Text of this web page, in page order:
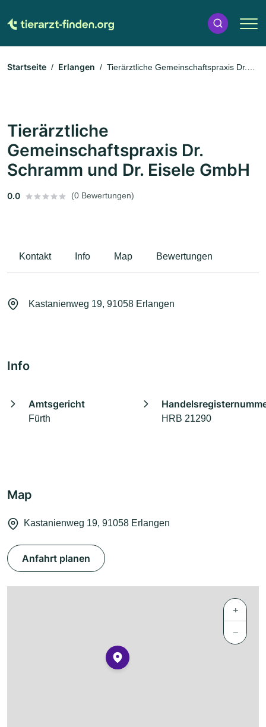
Startseite Erlangen
Tierärztliche Gemeinschaftspraxis Dr.
Tierärztliche
Gemeinschaftspraxis Dr.
Schramm und Dr. Eisele GmbH
0.0 (0 Bewertungen)
Kontakt Info Map Bewertungen
Kastanienweg 19, 91058 Erlangen
Info
Amtsgericht
Fürth HRB 21290
Map
Kastanienweg 19, 91058 Erlangen
Anfahrt planen
+
−